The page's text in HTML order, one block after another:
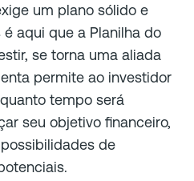
um plano sólido e
aqui que a Planilha do
se torna uma aliada
permite ao investidor
tempo será
seu objetivo financeiro,
de